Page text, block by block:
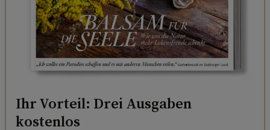
Ihr Vorteil: Drei Ausgaben
kostenlos